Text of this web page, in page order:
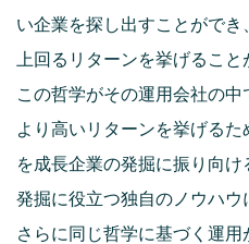
い企業を探し出すことがで
上回るリターンを挙げるこ
この哲学がその運用会社の中
より高いリターンを挙げる
を成長企業の発掘に振り向
発掘に役立つ独自のノウハウ
さらに同じ哲学に基づく運